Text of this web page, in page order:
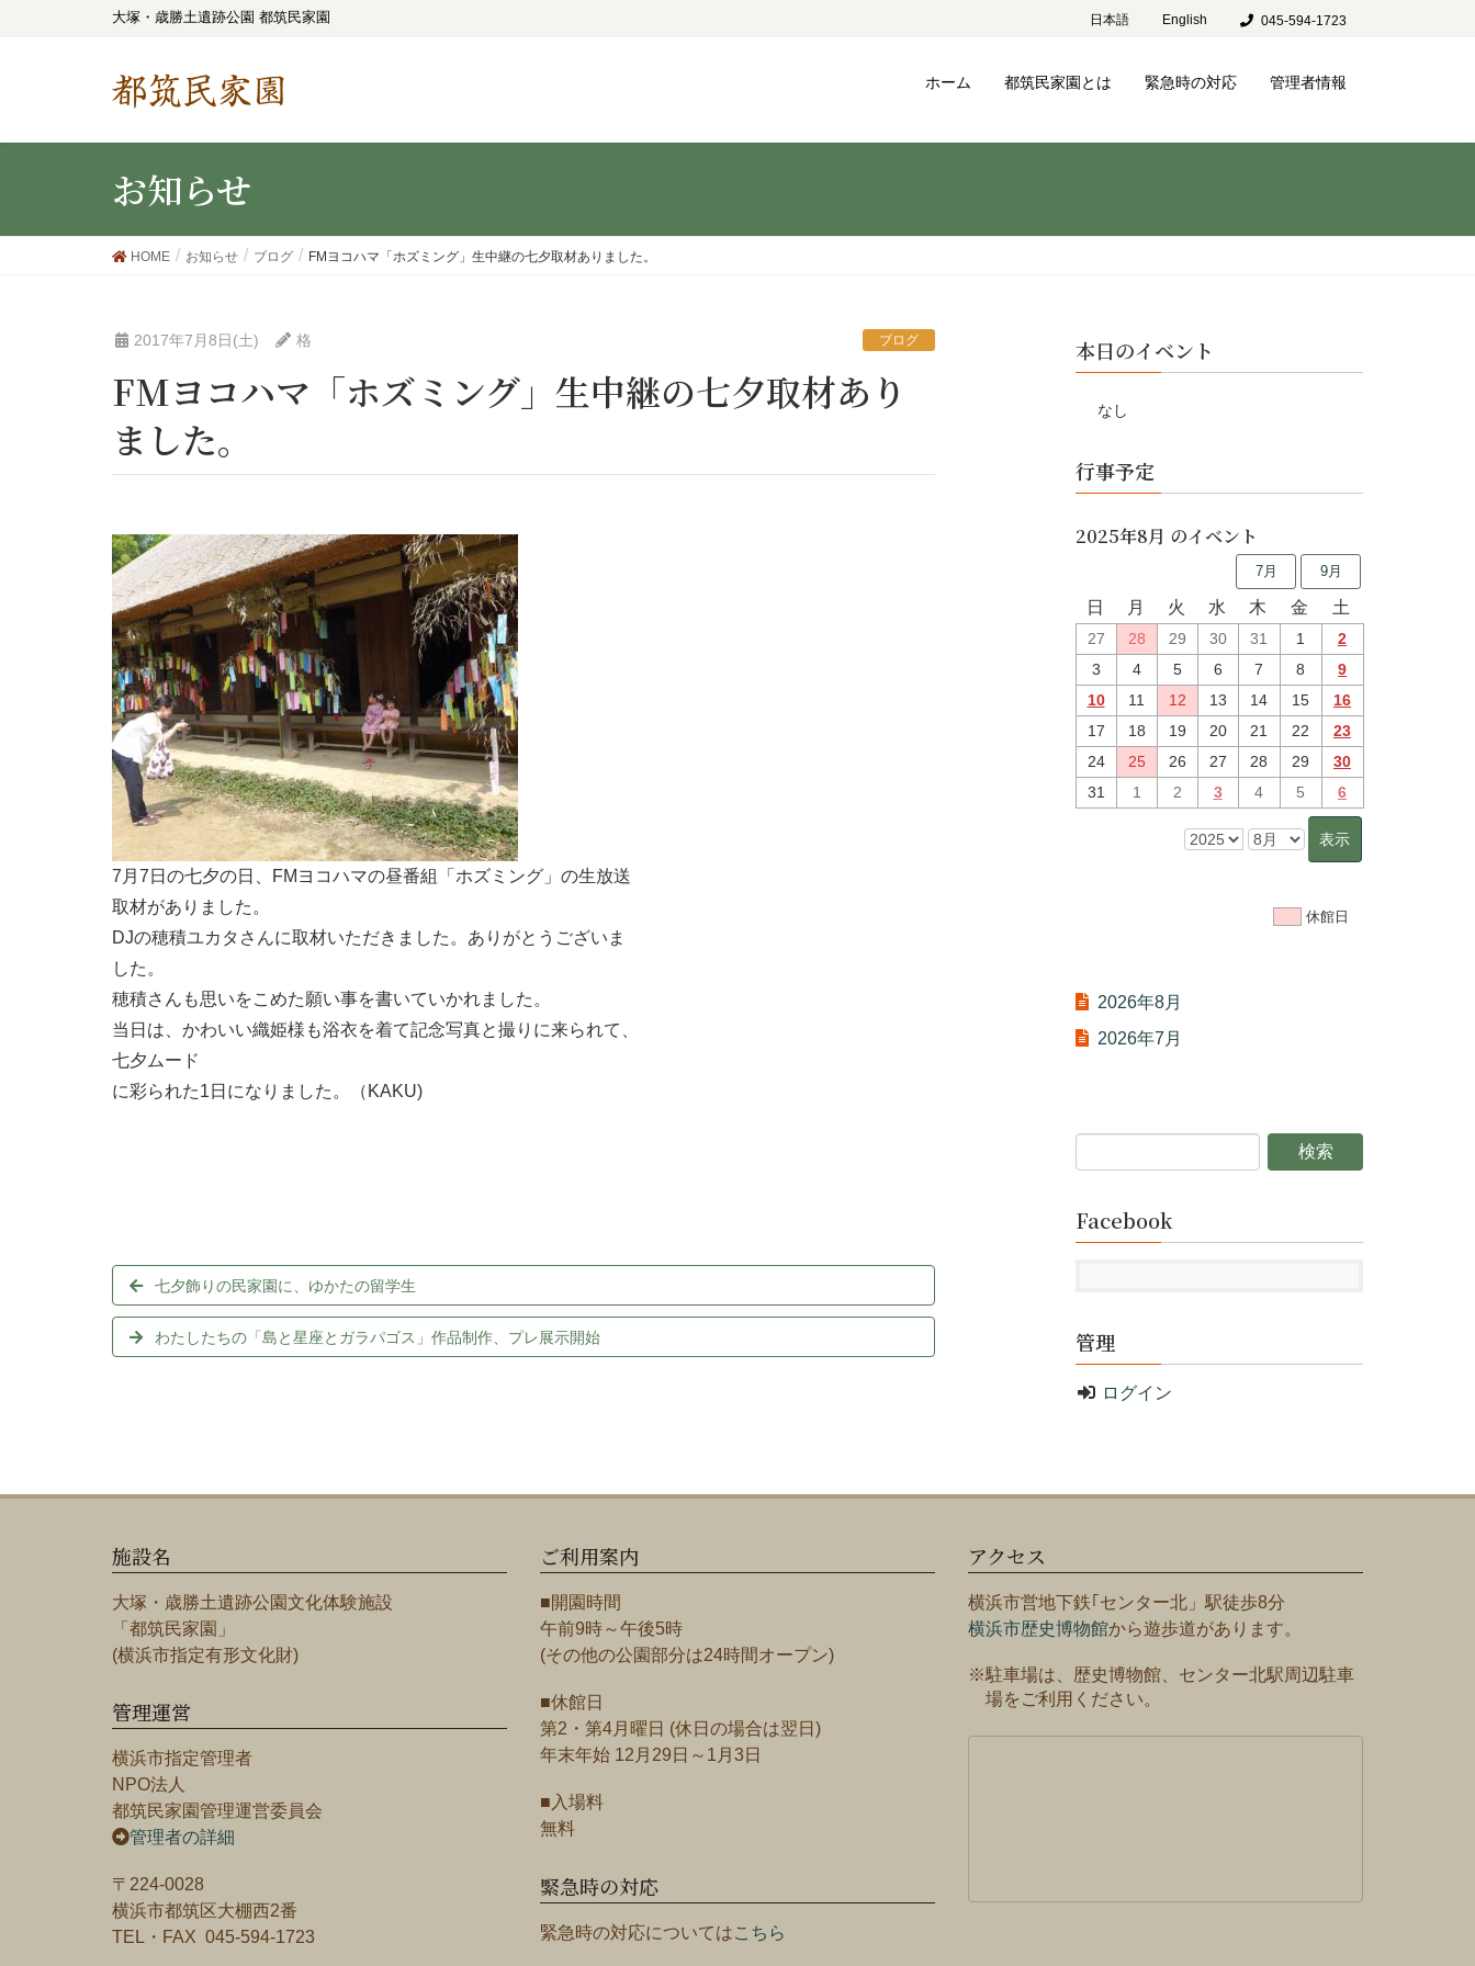
大塚・歳勝土遺跡公園 都筑民家園 日本語 English 045-594-1723
都筑民家園 ホーム 都筑民家園とは 緊急時の対応 管理者情報
お知らせ
HOME お知らせ ブログ FMヨコハマ「ホズミング」生中継の七夕取材ありました。
2017年7月8日(土) 格 ブログ
FMヨコハマ「ホズミング」生中継の七夕取材あり
ました。
7月7日の七夕の日、FMヨコハマの昼番組「ホズミング」の生放送
取材がありました。
DJの穂積ユカタさんに取材いただきました。ありがとうございま
した。
穂積さんも思いをこめた願い事を書いていかれました。
当日は、かわいい織姫様も浴衣を着て記念写真と撮りに来られて、
七夕ムード
に彩られた1日になりました。（KAKU)
七夕飾りの民家園に、ゆかたの留学生
わたしたちの「島と星座とガラパゴス」作品制作、プレ展示開始
本日のイベント
なし
行事予定
2025年8月 のイベント
7月 9月
日 月 火 水 木 金 土
27 28 29 30 31 1
2
3
4 5 6 7 8
9
10
11 12 13 14 15
16
17
18 19 20 21 22
23
24
25 26 27 28 29
30
31
1 2 3 4 5 6
休館日
2026年8月
2026年7月
Facebook
管理
ログイン
施設名
大塚・歳勝土遺跡公園文化体験施設
「都筑民家園」
(横浜市指定有形文化財)
管理運営
横浜市指定管理者
NPO法人
都筑民家園管理運営委員会
管理者の詳細
〒224-0028
横浜市都筑区大棚西2番
TEL・FAX 045-594-1723
ご利用案内
■開園時間
午前9時～午後5時
(その他の公園部分は24時間オープン)
■休館日
第2・第4月曜日 (休日の場合は翌日)
年末年始 12月29日～1月3日
■入場料
無料
緊急時の対応
緊急時の対応についてはこちら
アクセス
横浜市営地下鉄｢センター北」駅徒歩8分
横浜市歴史博物館から遊歩道があります。
※駐車場は、歴史博物館、センター北駅周辺駐車
場をご利用ください。